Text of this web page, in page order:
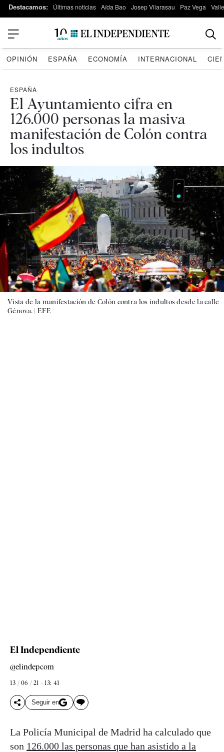
Destacamos: Últimas noticias Aída Bao Josep Vilarasau Paz Vega
OPINIÓN ESPAÑA ECONOMÍA INTERNACIONAL
ESPAÑA
El Ayuntamiento cifra en
126.000 personas la masiva
manifestación de Colón contra
los indultos
Vista de la manifestación de Colón contra los indultos desde la calle
Génova. | EFE
El Independiente
@elindepcom
13 / 06 / 21 - 13: 41
Seguir en
La Policía Municipal de Madrid ha calculado que
son 126.000 las personas que han asistido a la